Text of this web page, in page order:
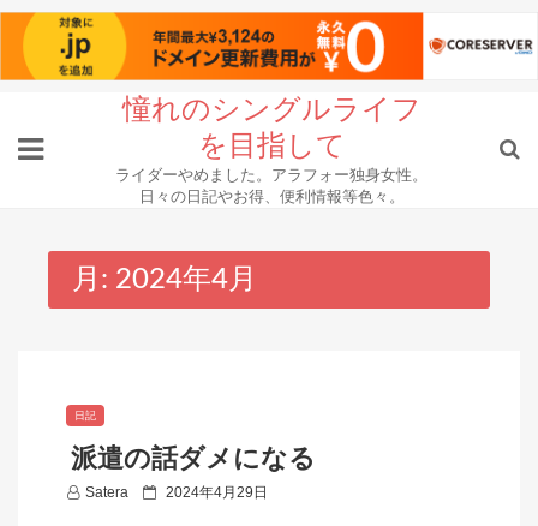
content
憧れのシングルライフ
を目指して
ライダーやめました。アラフォー独身女性。
日々の日記やお得、便利情報等色々。
月: 2024年4月
日記
派遣の話ダメになる
Satera
P 2024年4月29日